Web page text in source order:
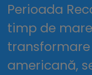
Perioada
timp de
americană,